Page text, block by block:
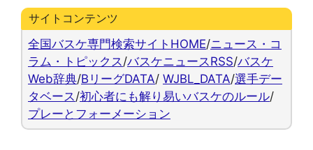
サイトコンテンツ
全国バスケ専門検索サイトHOME/ニュース・コ
ラム・トピックス /バスケニュースRSS/バスケ
Web辞典/BリーグDATA/ WJBL_DATA/選手デー
タベース /初心者にも解り易いバスケのルール/
プレーとフォーメーション